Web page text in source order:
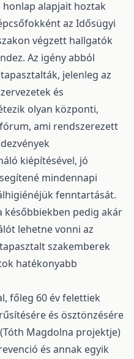
alapjait hoztak
az Idősügyi
végzett hallgatók
Az igény abból
jelenleg az
és
olyan központi,
ami rendszerezett
kiépítésével, jó
mindennapi
fenntartását.
későbbiekben pedig akár
lehetne vonni az
szakemberek
hatékonyabb
főleg 60 év felettiek
és ösztönzésére
Magdolna projektje)
és annak egyik